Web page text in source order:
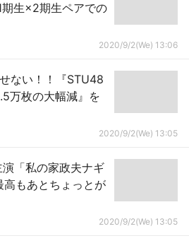
生×2期生ペアでの
2020/9/2(We) 13:06
ない！！『STU48
万枚の大幅減』を
2020/9/2(We) 13:05
演「私の家政夫ナギ
もあとちょっとが
2020/9/2(We) 13:05